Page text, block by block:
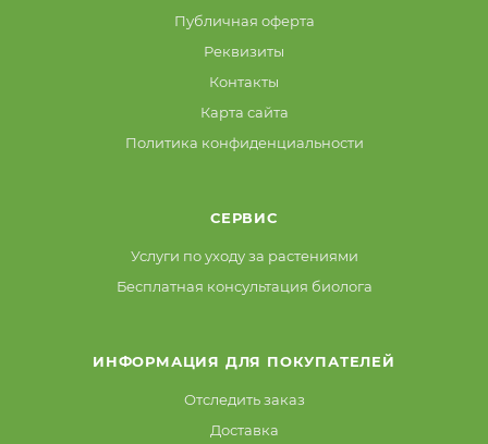
Публичная оферта
Реквизиты
Контакты
Карта сайта
Политика конфиденциальности
СЕРВИС
Услуги по уходу за растениями
Бесплатная консультация биолога
ИНФОРМАЦИЯ ДЛЯ ПОКУПАТЕЛЕЙ
Отследить заказ
Доставка